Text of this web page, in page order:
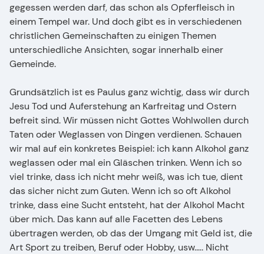
gegessen werden darf, das schon als Opferfleisch in
einem Tempel war. Und doch gibt es in verschiedenen
christlichen Gemeinschaften zu einigen Themen
unterschiedliche Ansichten, sogar innerhalb einer
Gemeinde.
Grundsätzlich ist es Paulus ganz wichtig, dass wir durch
Jesu Tod und Auferstehung an Karfreitag und Ostern
befreit sind. Wir müssen nicht Gottes Wohlwollen durch
Taten oder Weglassen von Dingen verdienen. Schauen
wir mal auf ein konkretes Beispiel: ich kann Alkohol ganz
weglassen oder mal ein Gläschen trinken. Wenn ich so
viel trinke, dass ich nicht mehr weiß, was ich tue, dient
das sicher nicht zum Guten. Wenn ich so oft Alkohol
trinke, dass eine Sucht entsteht, hat der Alkohol Macht
über mich. Das kann auf alle Facetten des Lebens
übertragen werden, ob das der Umgang mit Geld ist, die
Art Sport zu treiben, Beruf oder Hobby, usw.…. Nicht